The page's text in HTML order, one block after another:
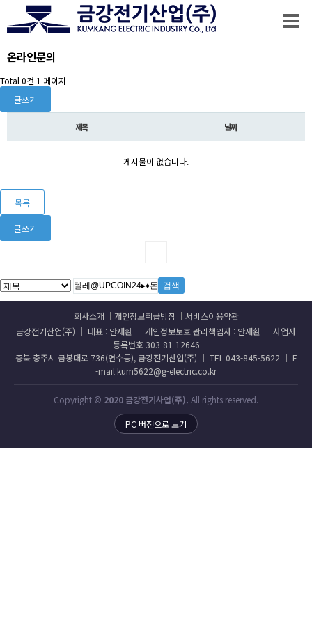
온라인문의
Total 0건 1 페이지
글쓰기
제목 날짜
게시물이 없습니다.
목록
글쓰기
회사소개 개인정보취급방침
서비스이용약관
금강전기산업(주) │ 대표 : 안재환 │ 개인정보보호 관리책임자 : 안재환 │ 사업자
등록번호 303-81-12646
충북 충주시 금봉대로 736(연수동), 금강전기산업(주) │ TEL 043-845-5622 │ E
-mail kum5622@g-electric.co.kr
Copyright © 2020 금강전기사업(주). All rights reserved.
PC 버전으로 보기